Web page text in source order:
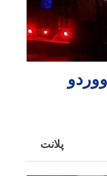
پلانت